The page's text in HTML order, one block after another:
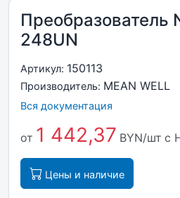
Преобразователь
248UN
Артикул: 150113
Производитель: MEAN WELL
Вся документация
от 1 442,37 BYN/шт с
Цены и наличие